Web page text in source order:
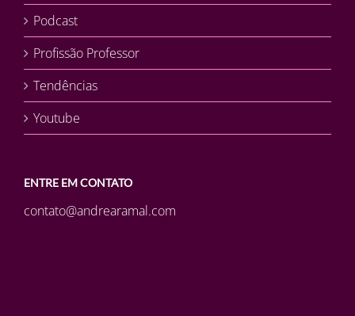
Podcast
Profissão Professor
Tendências
Youtube
ENTRE EM CONTATO
contato@andrearamal.com